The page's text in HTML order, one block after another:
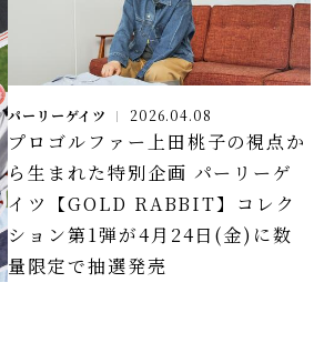
パーリーゲイツ 2026.04.08
プロゴルファー上田桃子の視点か
ら生まれた特別企画 パーリーゲ
イツ【GOLD RABBIT】コレク
ション第1弾が4月24日(金)に数
量限定で抽選発売